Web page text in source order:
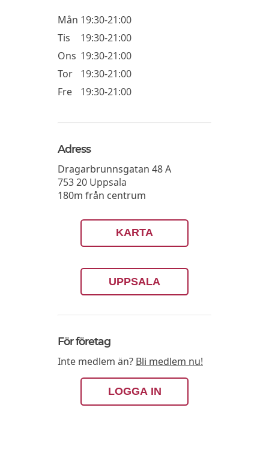
Mån 19:30-21:00
Tis
19:30-21:00
Ons 19:30-21:00
Tor
19:30-21:00
Fre
19:30-21:00
Adress
Dragarbrunnsgatan 48 A
753 20 Uppsala
180m från centrum
KARTA
UPPSALA
För företag
Inte medlem än? Bli medlem nu!
LOGGA IN